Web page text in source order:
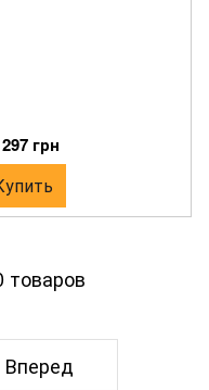
грн
товаров
Вперед